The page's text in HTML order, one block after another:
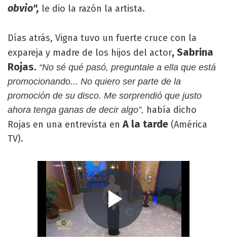
obvio", le dio la razón la artista.
Días atrás, Vigna tuvo un fuerte cruce con la
expareja y madre de los hijos del actor, Sabrina
Rojas. “No sé qué pasó, preguntale a ella que está
promocionando... No quiero ser parte de la
promoción de su disco. Me sorprendió que justo
ahora tenga ganas de decir algo”, había dicho
Rojas en una entrevista enA la tarde (América
TV).